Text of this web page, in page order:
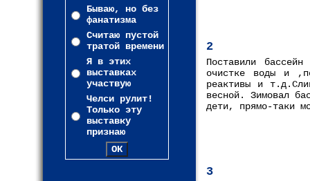
Бываю, но без
фанатизма
Считаю пустой
тратой времени
Я в этих
выставках
участвую
Челси рулит!
Только эту
выставку
признаю
2
Поставили
очистке воды и
реактивы и
весной. Зимовал
дети, прямо-таки
3